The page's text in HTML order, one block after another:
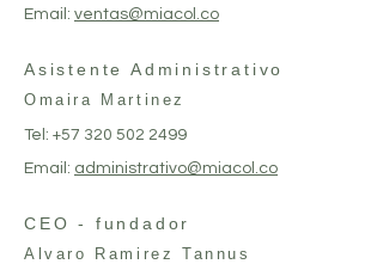
Email: ventas@miacol.co
Asistente Administrativo
Omaira Martinez
Tel: +57 320 502 2499
Email: administrativo@miacol.co
CEO - fundador
Alvaro Ramirez Tannus